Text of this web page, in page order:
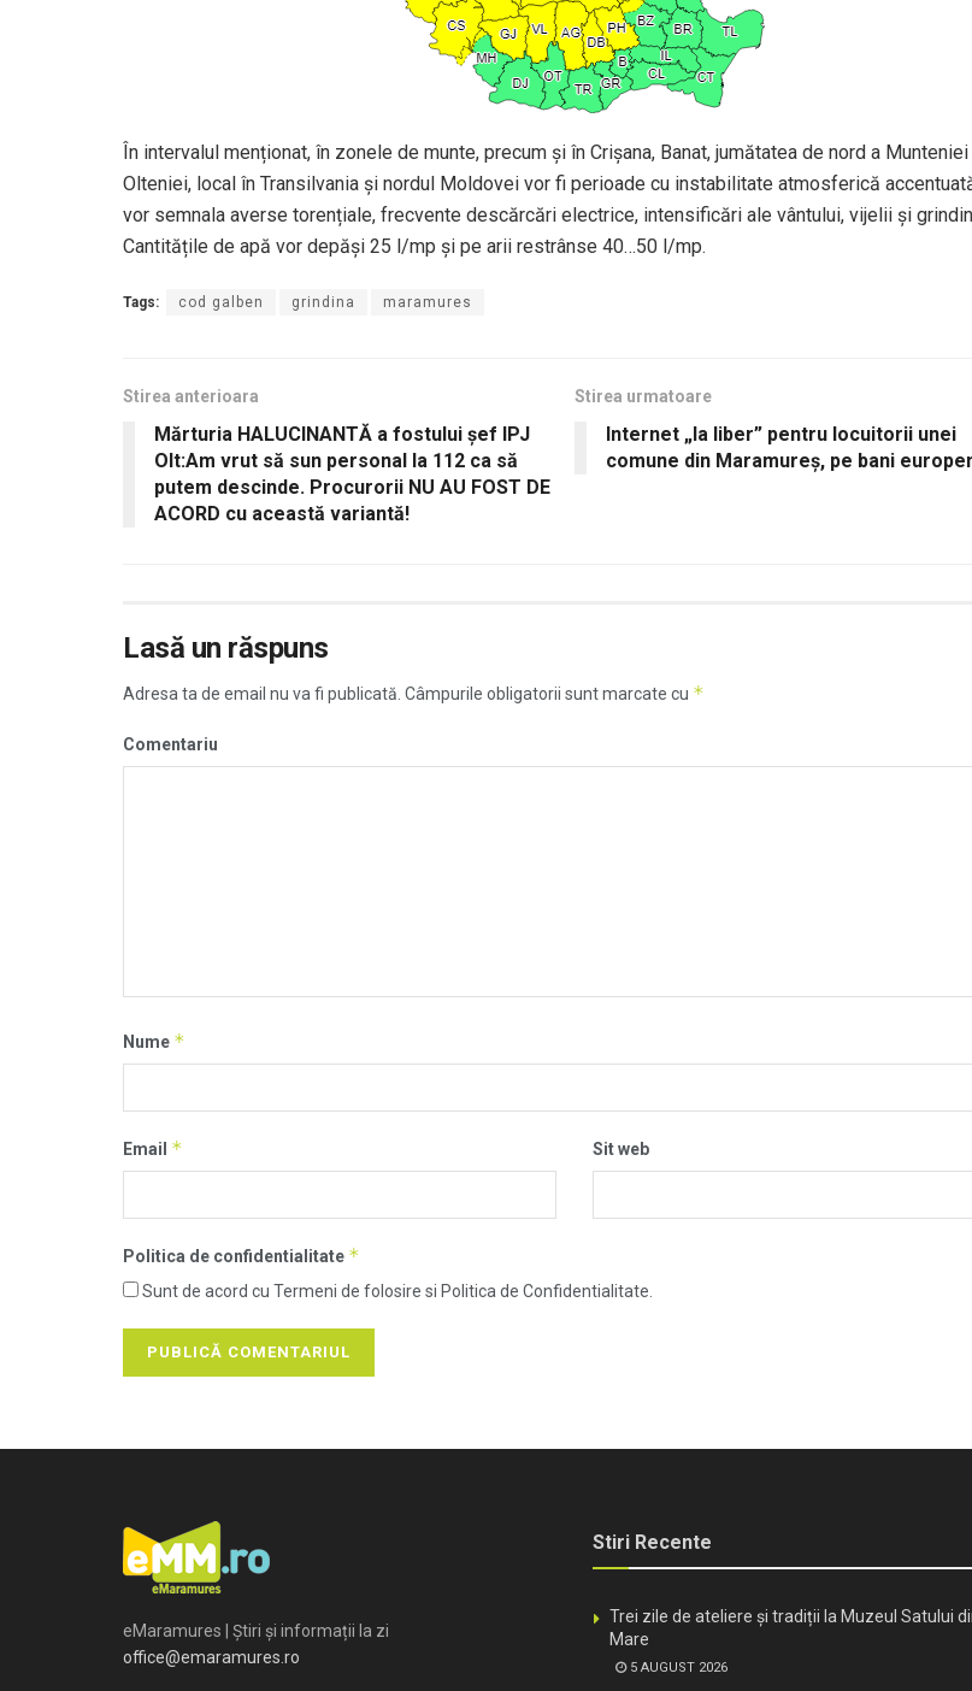
În intervalul menționat, în zonele de munte, precum și în Crișana, Banat, jumătatea de nord a
Olteniei, local în Transilvania și nordul Moldovei vor fi perioade cu instabilitate atmosferică
vor semnala averse torențiale, frecvente descărcări electrice, intensificări ale vântului, vijelii și
Cantitățile de apă vor depăși 25 l/mp și pe arii restrânse 40…50 l/mp.
Tags: cod galben grindina maramures
Stirea anterioara
Mărturia HALUCINANTĂ a fostului șef IPJ
Olt:Am vrut să sun personal la 112 ca să
putem descinde. Procurorii NU AU FOST DE
ACORD cu această variantă!
Stirea urmatoare
Internet „la liber” pentru locuitorii unei
comune din Maramureș, pe bani
Lasă un răspuns
Adresa ta de email nu va fi publicată. Câmpurile obligatorii sunt marcate cu *
Comentariu
Nume *
Email * Sit web
Politica de confidentialitate *
Sunt de acord cu Termeni de folosire si Politica de Confidentialitate.
eMaramures | Știri și informații la zi
office@emaramures.ro
Stiri Recente
Trei zile de ateliere și tradiții la Muzeul Satului
Mare
5 AUGUST 2026